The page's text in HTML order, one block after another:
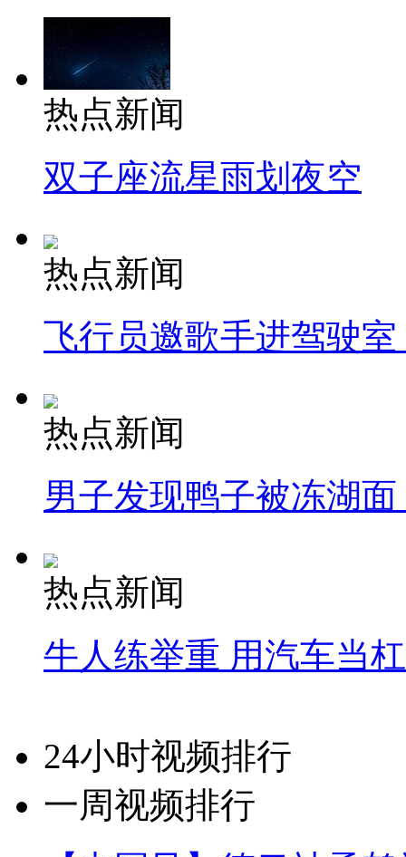
热点新闻
双子座流星雨划夜空
热点新闻
飞行员邀歌手进驾驶
热点新闻
男子发现鸭子被冻湖
热点新闻
牛人练举重 用汽车当
24小时视频排行
一周视频排行